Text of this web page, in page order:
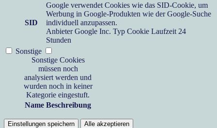
SID
Google verwendet Cookies wie das SID-Cookie, um
Werbung in Google-Produkten wie der Google-Suche
individuell anzupassen.
Anbieter Google Inc. Typ Cookie Laufzeit 24
Stunden
Sonstige
Sonstige Cookies
müssen noch
analysiert werden und
wurden noch in keiner
Kategorie eingestuft.
Name Beschreibung
Einstellungen speichern Alle akzeptieren